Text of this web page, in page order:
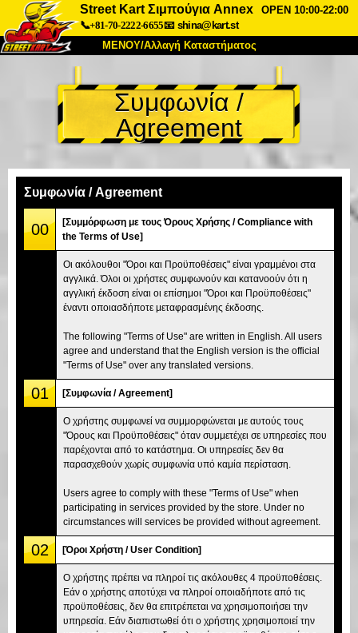
Street Kart Σιμπούγια Annex
OPEN 10:00-22:00
📞+81-70-2222-6655📧 shina@kart.st
ΜΕΝΟΥ/Αλλαγή Καταστήματος
Σχετικά Προδιαγραφές Τιμές
Πρόσβαση Αναφορές Συχνές Ερωτήσεις
Αλλαγή Καταστήματος
Τόκιο Σινάγαουα #1
Τόκιο Ακίχαμπαρα #2
Τόκιο Σιμπούγια Annex Τόκιο Κόλπος
Τόκιο Ασακούσα Οσάκα
Συμφωνία /
Agreement
Συμφωνία / Agreement
00
[Συμμόρφωση με τους Όρους Χρήσης / Compliance with
the Terms of Use]
Οι ακόλουθοι "Όροι και Προϋποθέσεις" είναι γραμμένοι στα
αγγλικά. Όλοι οι χρήστες συμφωνούν και κατανοούν ότι η
αγγλική έκδοση είναι οι επίσημοι "Όροι και Προϋποθέσεις"
έναντι οποιασδήποτε μεταφρασμένης έκδοσης.
The following "Terms of Use" are written in English. All users
agree and understand that the English version is the official
"Terms of Use" over any translated versions.
01 [Συμφωνία / Agreement]
Ο χρήστης συμφωνεί να συμμορφώνεται με αυτούς τους
"Όρους και Προϋποθέσεις" όταν συμμετέχει σε υπηρεσίες που
παρέχονται από το κατάστημα. Οι υπηρεσίες δεν θα
παρασχεθούν χωρίς συμφωνία υπό καμία περίσταση.
Users agree to comply with these "Terms of Use" when
participating in services provided by the store. Under no
circumstances will services be provided without agreement.
02 [Όροι Χρήστη / User Condition]
Ο χρήστης πρέπει να πληροί τις ακόλουθες 4 προϋποθέσεις.
Εάν ο χρήστης αποτύχει να πληροί οποιαδήποτε από τις
προϋποθέσεις, δεν θα επιτρέπεται να χρησιμοποιήσει την
υπηρεσία. Εάν διαπιστωθεί ότι ο χρήστης χρησιμοποιεί την